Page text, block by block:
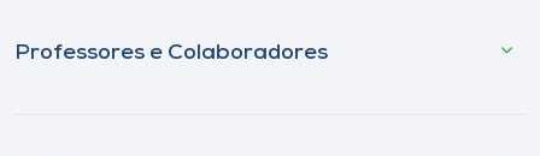
Professores e Colaboradores